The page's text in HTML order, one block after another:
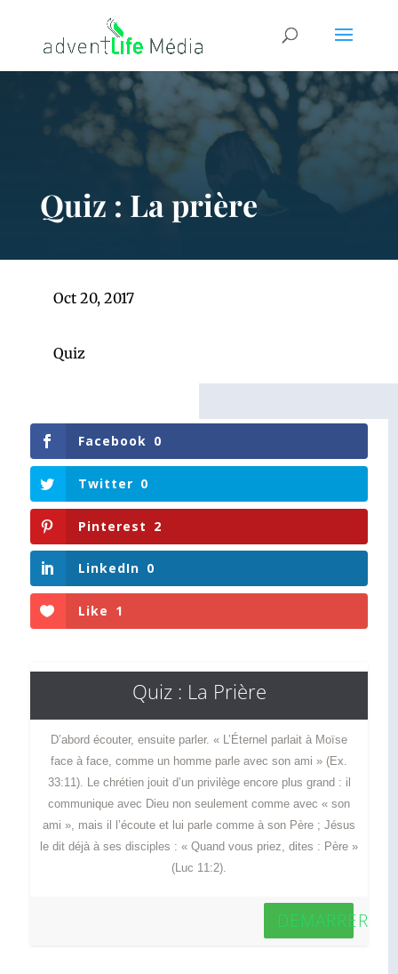
Quiz : La prière
Oct 20, 2017
Quiz
Facebook 0
Twitter 0
Pinterest 2
LinkedIn 0
Like 1
Quiz : La Prière
D’abord écouter, ensuite parler. « L’Éternel parlait à Moïse
face à face, comme un homme parle avec son ami » (Ex.
33:11). Le chrétien jouit d’un privilège encore plus grand : il
communique avec Dieu non seulement comme avec « son
ami », mais il l’écoute et lui parle comme à son Père ; Jésus
le dit déjà à ses disciples : « Quand vous priez, dites : Père »
(Luc 11:2).
DEMARRER